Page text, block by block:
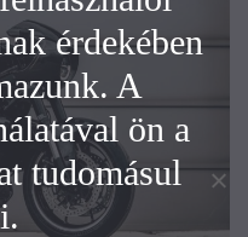
érdekében
A
ön a
tudomásul